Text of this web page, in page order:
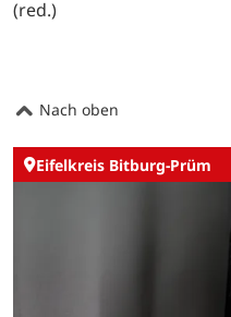
(red.)
Nach oben
Eifelkreis Bitburg-Prüm